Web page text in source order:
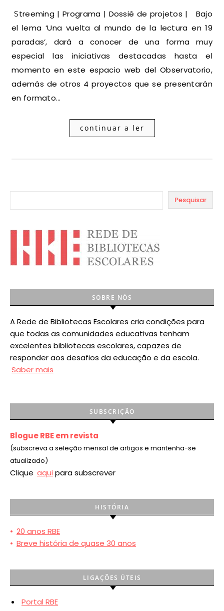
Streeming | Programa | Dossiê de projetos | Bajo
el lema ‘Una vuelta al mundo de la lectura en 19
paradas’, dará a conocer de una forma muy
especial las iniciativas destacadas hasta el
momento en este espacio web del Observatorio,
además de otros 4 proyectos que se presentarán
en formato…
continuar a ler
Pesquisar
SOBRE NÓS
A Rede de Bibliotecas Escolares cria condições para
que todas as comunidades educativas tenham
excelentes bibliotecas escolares, capazes de
responder aos desafios da educação e da escola.
Saber mais
SUBSCRIÇÃO
Blogue RBE em revista
(subscreva a seleção mensal de artigos e mantenha-se
atualizado)
Clique aqui para subscrever
HISTÓRIA
• 20 anos RBE
• Breve história de quase 30 anos
LIGAÇÕES ÚTEIS
Portal RBE